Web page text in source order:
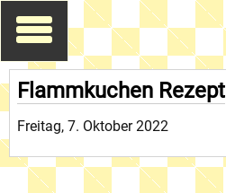
Flammkuchen Rezept
Freitag, 7. Oktober 2022